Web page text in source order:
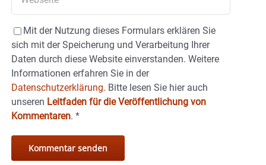
Mit der Nutzung dieses Formulars erklären Sie
sich mit der Speicherung und Verarbeitung Ihrer
Daten durch diese Website einverstanden. Weitere
Informationen erfahren Sie in der
Datenschutzerklärung. Bitte lesen Sie hier auch
unseren Leitfaden für die Veröffentlichung von
Kommentaren. *